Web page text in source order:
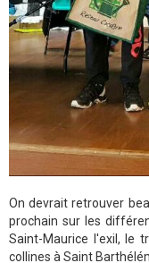
On devrait retrouver
prochain sur les
Saint-Maurice l'exil, le
collines à Saint